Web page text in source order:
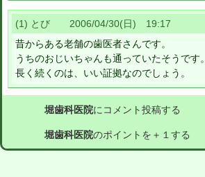
(1) とび 2006/04/30(日) 19:17
昔からある老舗の歯医者さんです。
うちのおじいちゃんも通っていたそうです。
長く続くのは、いい証拠なのでしょう。
堀歯科医院にコメント投稿する
堀歯科医院のポイントを＋１する